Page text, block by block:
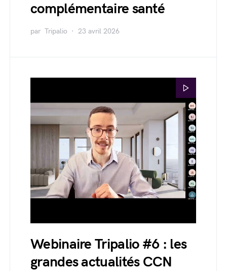
complémentaire santé
par Tripalio 23 avril 2026
Webinaire Tripalio #6 : les
grandes actualités CCN